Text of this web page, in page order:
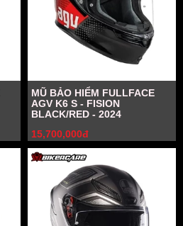
MŨ BẢO HIỂM FULLFACE
AGV K6 S - FISION
BLACK/RED - 2024
15,700,000đ